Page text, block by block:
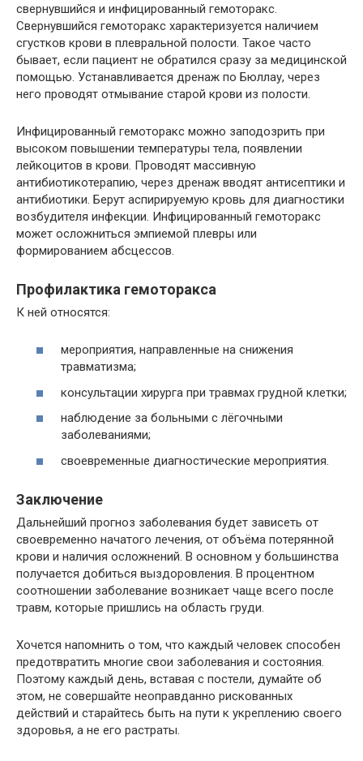
свернувшийся и инфицированный гемоторакс.
Свернувшийся гемоторакс характеризуется наличием
сгустков крови в плевральной полости. Такое часто
бывает, если пациент не обратился сразу за медицинской
помощью. Устанавливается дренаж по Бюллау, через
него проводят отмывание старой крови из полости.
Инфицированный гемоторакс можно заподозрить при
высоком повышении температуры тела, появлении
лейкоцитов в крови. Проводят массивную
антибиотикотерапию, через дренаж вводят антисептики и
антибиотики. Берут аспирируемую кровь для диагностики
возбудителя инфекции. Инфицированный гемоторакс
может осложниться эмпиемой плевры или
формированием абсцессов.
Профилактика гемоторакса
К ней относятся:
мероприятия, направленные на снижения
травматизма;
консультации хирурга при травмах грудной клетки;
наблюдение за больными с лёгочными
заболеваниями;
своевременные диагностические мероприятия.
Заключение
Дальнейший прогноз заболевания будет зависеть от
своевременно начатого лечения, от объёма потерянной
крови и наличия осложнений. В основном у большинства
получается добиться выздоровления. В процентном
соотношении заболевание возникает чаще всего после
травм, которые пришлись на область груди.
Хочется напомнить о том, что каждый человек способен
предотвратить многие свои заболевания и состояния.
Поэтому каждый день, вставая с постели, думайте об
этом, не совершайте неоправданно рискованных
действий и старайтесь быть на пути к укреплению своего
здоровья, а не его растраты.